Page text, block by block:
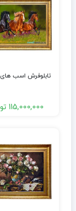
تابلوفرش اسب
115,000,000